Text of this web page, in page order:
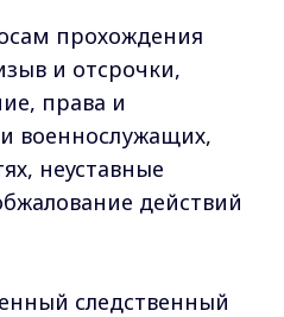
прохождения
и отсрочки,
права и
военнослужащих,
неуставные
действий
следственный